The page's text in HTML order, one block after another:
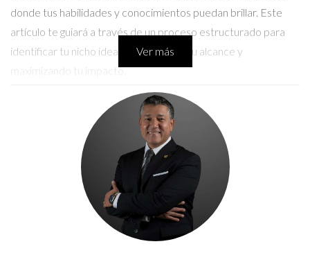
donde tus habilidades y conocimientos puedan brillar. Este
artículo te guiará a través de un proceso estructurado para
identificar tu nicho ideal, expandiendo tu alcance y
maximizando tu impacto.
Entendiendo el marketing de nicho
El marketing de nicho implica enfocar tus esfuerzos en un
segmento específico de consumidores con necesidades y
deseos particulares. A diferencia del marketing tradicional,
donde la meta es llegar a la mayor cantidad de personas
posible, el enfoque de nicho busca profundizar en una
audiencia más pequeña pero altamente comprometida. Este
enfoque tiene múltiples beneficios, como la reducción de la
Ver más